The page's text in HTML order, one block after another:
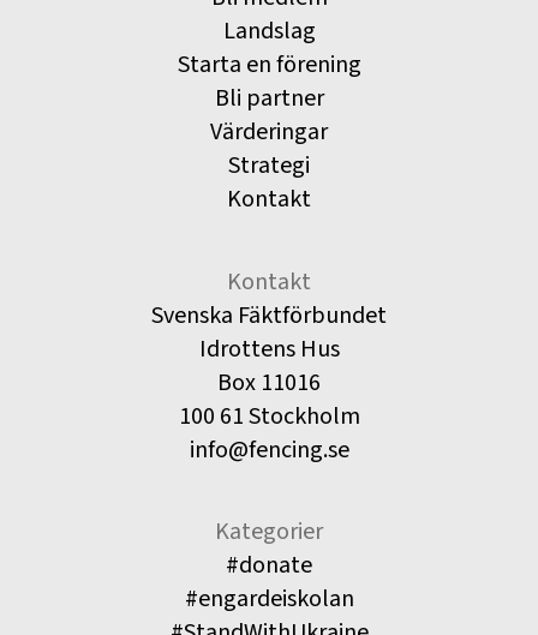
Landslag
Starta en förening
Bli partner
Värderingar
Strategi
Kontakt
Kontakt
Svenska Fäktförbundet
Idrottens Hus
Box 11016
100 61 Stockholm
info@fencing.se
Kategorier
#donate
#engardeiskolan